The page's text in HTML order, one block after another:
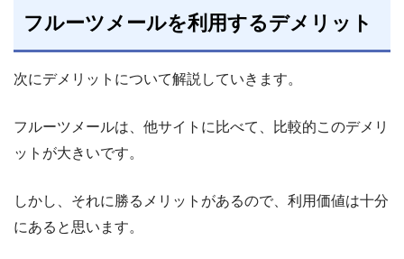
フルーツメールを利用するデメリット
次にデメリットについて解説していきます。
フルーツメールは、他サイトに比べて、比較的このデメリ
ットが大きいです。
しかし、それに勝るメリットがあるので、利用価値は十分
にあると思います。